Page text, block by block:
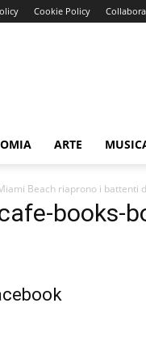
Cookie Policy
ARTE
Beach riaprono i battenti
books-